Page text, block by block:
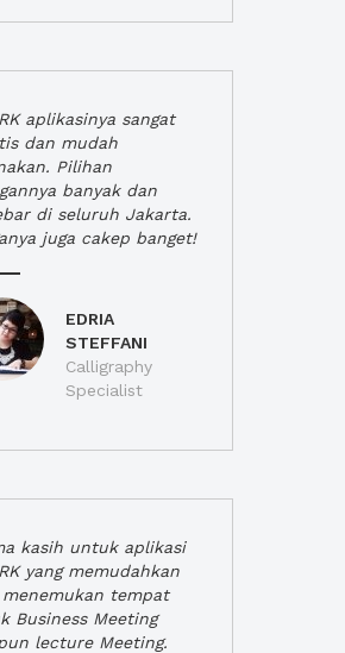
aplikasinya sangat
dan mudah
Pilihan
banyak dan
di seluruh Jakarta.
juga cakep banget!
EDRIA
STEFFANI
Calligraphy
Specialist
kasih untuk aplikasi
yang memudahkan
menemukan tempat
Business Meeting
lecture Meeting.